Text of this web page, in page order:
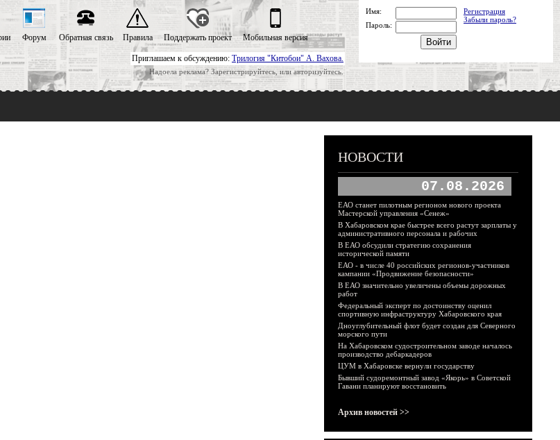
Приглашаем к обсуждению: Трилогия "Китобои" А. Вахова.
Надоела реклама? Зарегистрируйтесь, или авторизуйтесь.
Форум Обратная связь Правила Поддержать проект Мобильная версия
Имя:
Регистрация
Забыли пароль?
Пароль:
НОВОСТИ
07.08.2026
ЕАО станет пилотным регионом нового проекта
Мастерской управления «Сенеж»
В Хабаровском крае быстрее всего растут зарплаты у
административного персонала и рабочих
В ЕАО обсудили стратегию сохранения
исторической памяти
ЕАО - в числе 40 российских регионов-участников
кампании «Продвижение безопасности»
В ЕАО значительно увеличены объемы дорожных
работ
Федеральный эксперт по достоинству оценил
спортивную инфраструктуру Хабаровского края
Дноуглубительный флот будет создан для Северного
морского пути
На Хабаровском судостроительном заводе началось
производство дебаркадеров
ЦУМ в Хабаровске вернули государству
Бывший судоремонтный завод «Якорь» в Советской
Гавани планируют восстановить
Архив новостей >>